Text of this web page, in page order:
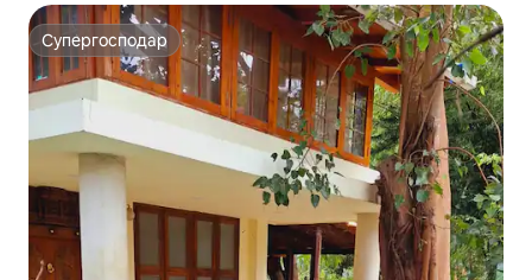
Супергосподар
Супергосподар